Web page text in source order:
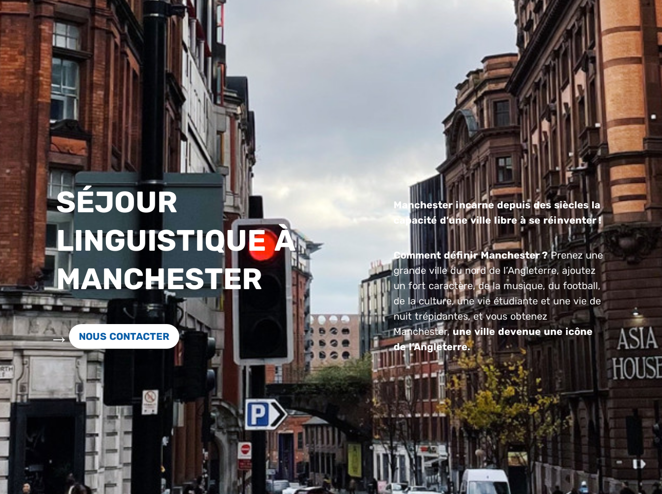
SÉJOUR
LINGUISTIQUE À
MANCHESTER
NOUS CONTACTER
Manchester incarne depuis des siècles la
capacité d’une ville libre à se réinventer !
Comment définir Manchester ?Prenez une
grande ville du nord de l’Angleterre, ajoutez
un fort caractère, de la musique, du football,
de la culture, une vie étudiante et une vie de
nuit trépidantes, et vous obtenez
Manchester, une ville devenue une icône
de l’Angleterre.